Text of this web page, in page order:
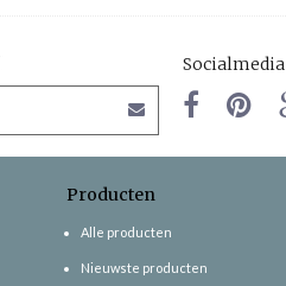
Socialmedia
Producten
Alle producten
Nieuwste producten